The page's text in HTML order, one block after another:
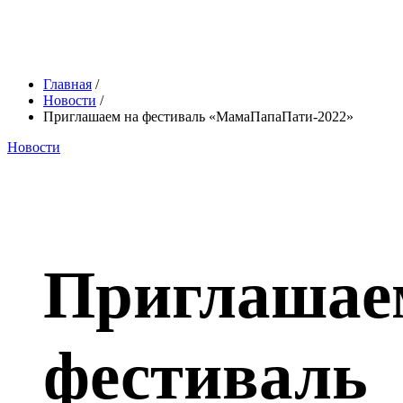
Главная /
Новости /
Приглашаем на фестиваль «МамаПапаПати-2022»
Новости
фестиваль